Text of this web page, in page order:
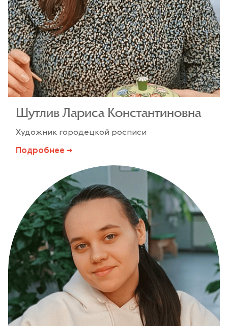
Шутлив Лариса Константиновна
Художник городецкой росписи
Подробнее →